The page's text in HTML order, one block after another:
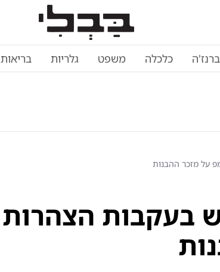
ברנז'ה כלכלה משפט גלריות בריאות
על מזכר ההבנות
בעקבות הצהרות